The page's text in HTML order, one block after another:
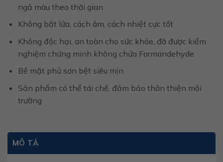
ngả màu theo thời gian
Không bắt lửa, cách âm, cách nhiệt cực tốt
Không độc hại, an toàn cho sức khỏe, đã được kiểm
nghiệm chứng minh không chứa Formandehyde
Bề mặt phủ sơn bệt siêu mịn
Sản phẩm có thể tái chế, đảm bảo thân thiện môi
trường
MÔ TẢ